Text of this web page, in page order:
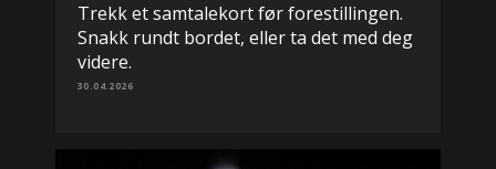
Trekk et samtalekort før forestillingen.
Snakk rundt bordet, eller ta det med deg
videre.
30.04.2026